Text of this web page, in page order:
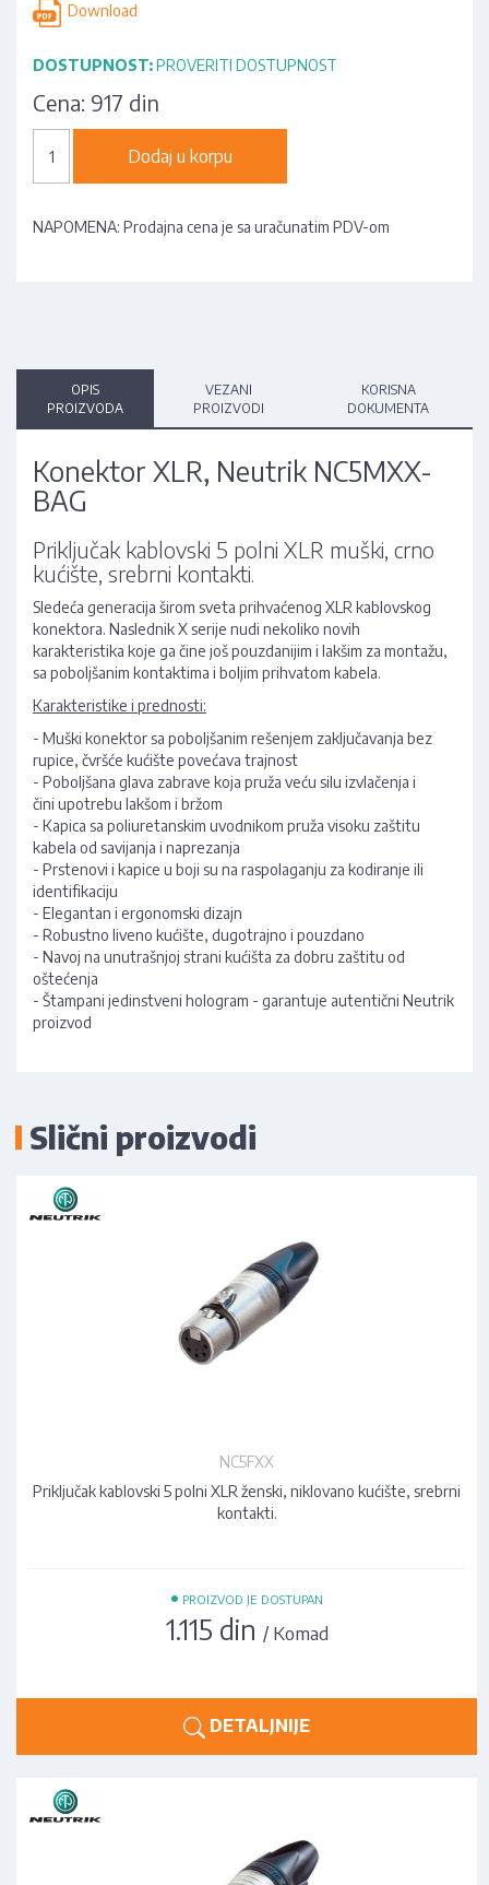
Download
DOSTUPNOST:PROVERITI DOSTUPNOST
Cena: 917 din
Dodaj u korpu
NAPOMENA: Prodajna cena je sa uračunatim PDV-om
OPIS
PROIZVODA
VEZANI
PROIZVODI
KORISNA
DOKUMENTA
Konektor XLR, Neutrik NC5MXX-
BAG
Priključak kablovski 5 polni XLR muški, crno
kućište, srebrni kontakti.
Sledeća generacija širom sveta prihvaćenog XLR kablovskog
konektora. Naslednik X serije nudi nekoliko novih
karakteristika koje ga čine još pouzdanijim i lakšim za montažu,
sa poboljšanim kontaktima i boljim prihvatom kabela.
Karakteristike i prednosti:
- Muški konektor sa poboljšanim rešenjem zaključavanja bez
rupice, čvršće kućište povećava trajnost
- Poboljšana glava zabrave koja pruža veću silu izvlačenja i
čini upotrebu lakšom i bržom
- Kapica sa poliuretanskim uvodnikom pruža visoku zaštitu
kabela od savijanja i naprezanja
- Prstenovi i kapice u boji su na raspolaganju za kodiranje ili
identifikaciju
- Elegantan i ergonomski dizajn
- Robustno liveno kućište, dugotrajno i pouzdano
- Navoj na unutrašnjoj strani kućišta za dobru zaštitu od
oštećenja
- Štampani jedinstveni hologram - garantuje autentični Neutrik
proizvod
Slični proizvodi
NC5FXX
Priključak kablovski 5 polni XLR ženski, niklovano kućište, srebrni
kontakti.
• PROIZVOD JE DOSTUPAN
1.115 din / Komad
DETALJNIJE